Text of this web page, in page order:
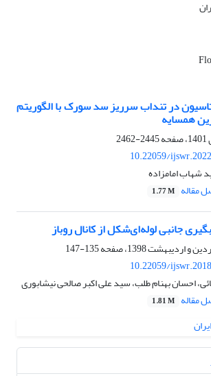
در تنداب سرریز سد سورک با الگوریتم
همسایه
2445-2462
10.22059/
شهاب امامزاده
مقاله 1.77 M
جانبی لوله‌ای‌شکل از کانال روباز
135-147
10.22059/
احسان بهنام طلب، سید علی اکبر صالحی نیشابوری
مقاله 1.81 M